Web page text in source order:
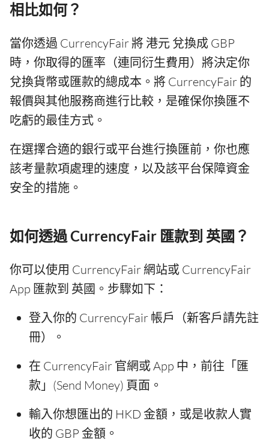
相比如何？
當你透過 CurrencyFair 將 港元 兌換成 GBP
時，你取得的匯率（連同衍生費用）將決定你
兌換貨幣或匯款的總成本。將 CurrencyFair 的
報價與其他服務商進行比較，是確保你換匯不
吃虧的最佳方式。
在選擇合適的銀行或平台進行換匯前，你也應
該考量款項處理的速度，以及該平台保障資金
安全的措施。
如何透過 CurrencyFair 匯款到 英國？
你可以使用 CurrencyFair 網站或 CurrencyFair
App 匯款到 英國。步驟如下：
登入你的 CurrencyFair 帳戶（新客戶請先註
冊）。
在 CurrencyFair 官網或 App 中，前往「匯
款」(Send Money) 頁面。
輸入你想匯出的 HKD 金額，或是收款人實
收的 GBP 金額。